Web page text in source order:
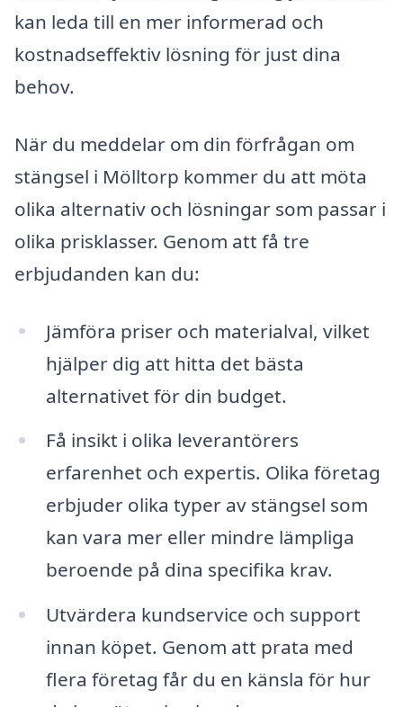
kan leda till en mer informerad och
kostnadseffektiv lösning för just dina
behov.
När du meddelar om din förfrågan om
stängsel i Mölltorp kommer du att möta
olika alternativ och lösningar som passar i
olika prisklasser. Genom att få tre
erbjudanden kan du:
Jämföra priser och materialval, vilket
hjälper dig att hitta det bästa
alternativet för din budget.
Få insikt i olika leverantörers
erfarenhet och expertis. Olika företag
erbjuder olika typer av stängsel som
kan vara mer eller mindre lämpliga
beroende på dina specifika krav.
Utvärdera kundservice och support
innan köpet. Genom att prata med
flera företag får du en känsla för hur